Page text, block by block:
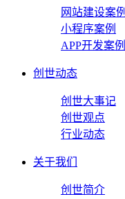
网站建设案例
小程序案例
APP开发案例
创世动态
创世大事记
创世观点
行业动态
关于我们
创世简介